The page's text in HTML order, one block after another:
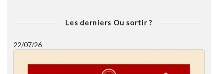
Les derniers Ou sortir ?
22/07/26